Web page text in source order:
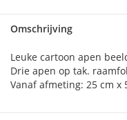
Omschrijving
Leuke cartoon apen
Drie apen op tak.
Vanaf afmeting: 25 cm x